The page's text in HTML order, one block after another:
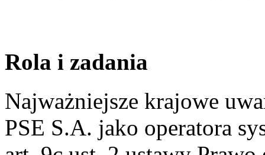
Rola i zadania
Najważniejsze krajowe
PSE S.A. jako operatora